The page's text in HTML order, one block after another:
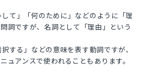
て」「何のために」などのように「理
詞ですが、名詞として「理由」という
する」などの意味を表す動詞ですが、
ュアンスで使われることもあります。